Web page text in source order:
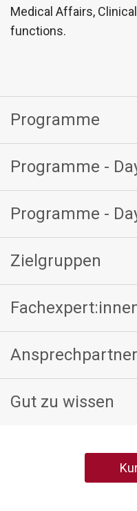
Medical Affairs,
functions.
Programme
Programme -
Programme -
Zielgruppen
Gut zu wissen